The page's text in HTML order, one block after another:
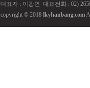
대표자 : 이광연 대표전화 : 02)
copyright © 2018 lkyhanbang.com